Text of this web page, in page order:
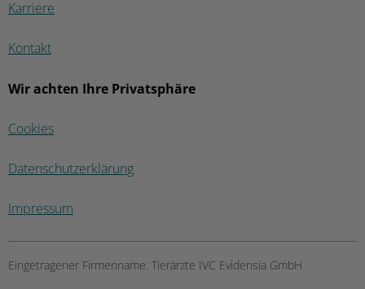
Karriere
Kontakt
Wir achten Ihre Privatsphäre
Cookies
Datenschutzerklärung
Impressum
Eingetragener Firmenname: Tierärzte IVC Evidensia GmbH